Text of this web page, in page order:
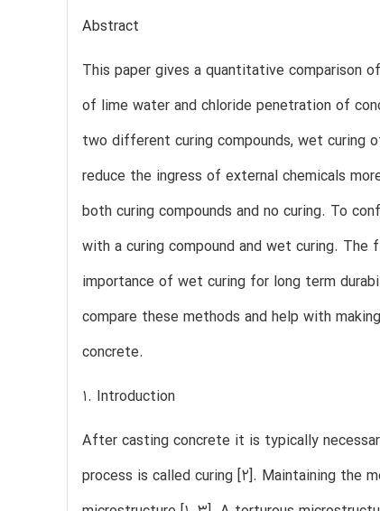
Abstract
This paper gives a quantitative comparison
of lime water and chloride penetration of
two different curing compounds, wet curing
reduce the ingress of external chemicals
both curing compounds and no curing. To
with a curing compound and wet curing.
importance of wet curing for long term
compare these methods and help with
concrete.
1. Introduction
After casting concrete it is typically
process is called curing [2]. Maintaining the